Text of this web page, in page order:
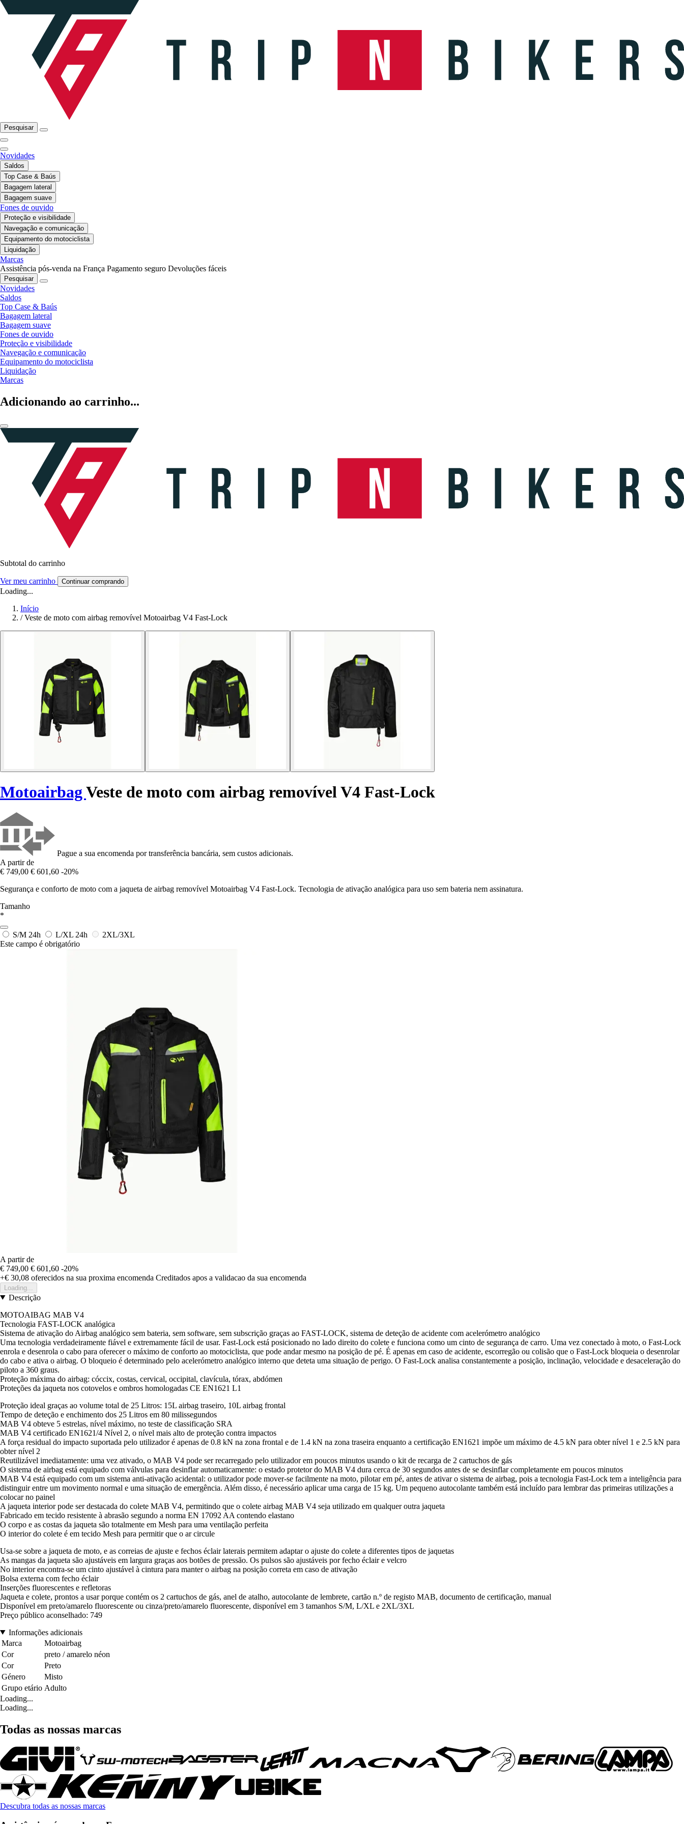
Pesquisar
Novidades
Saldos
Top Case & Baús
Bagagem lateral
Bagagem suave
Fones de ouvido
Proteção e visibilidade
Navegação e comunicação
Equipamento do motociclista
Liquidação
Marcas
Assistência pós-venda na França Pagamento seguro Devoluções fáceis
Pesquisar
Novidades
Saldos
Top Case & Baús
Bagagem lateral
Bagagem suave
Fones de ouvido
Proteção e visibilidade
Navegação e comunicação
Equipamento do motociclista
Liquidação
Marcas
Adicionando ao carrinho...
Subtotal do carrinho
Ver meu carrinho Continuar comprando
Loading...
Início
/ Veste de moto com airbag removível Motoairbag V4 Fast-Lock
Motoairbag Veste de moto com airbag removível V4 Fast-Lock
Pague a sua encomenda por transferência bancária, sem custos adicionais.
A partir de
€ 749,00 € 601,60 -20%
Segurança e conforto de moto com a jaqueta de airbag removível Motoairbag V4 Fast-Lock. Tecnologia de ativação analógica para uso sem bateria nem assinatura.
Tamanho
*
S/M 24h L/XL 24h
2XL/3XL
Este campo é obrigatório
A partir de
€ 749,00 € 601,60 -20%
+€ 30,08 oferecidos na sua proxima encomenda Creditados apos a validacao da sua encomenda
Loading...
Descrição
MOTOAIBAG MAB V4
Tecnologia FAST-LOCK analógica
Sistema de ativação do Airbag analógico sem bateria, sem software, sem subscrição graças ao FAST-LOCK, sistema de deteção de acidente com acelerómetro analógico
Uma tecnologia verdadeiramente fiável e extremamente fácil de usar. Fast-Lock está posicionado no lado direito do colete e funciona como um cinto de segurança de carro. Uma vez conectado à moto, o Fast-Lock
enrola e desenrola o cabo para oferecer o máximo de conforto ao motociclista, que pode andar mesmo na posição de pé. É apenas em caso de acidente, escorregão ou colisão que o Fast-Lock bloqueia o desenrolar
do cabo e ativa o airbag. O bloqueio é determinado pelo acelerómetro analógico interno que deteta uma situação de perigo. O Fast-Lock analisa constantemente a posição, inclinação, velocidade e desaceleração do
piloto a 360 graus.
Proteção máxima do airbag: cóccix, costas, cervical, occipital, clavícula, tórax, abdómen
Proteções da jaqueta nos cotovelos e ombros homologadas CE EN1621 L1
Proteção ideal graças ao volume total de 25 Litros: 15L airbag traseiro, 10L airbag frontal
Tempo de deteção e enchimento dos 25 Litros em 80 milissegundos
MAB V4 obteve 5 estrelas, nível máximo, no teste de classificação SRA
MAB V4 certificado EN1621/4 Nível 2, o nível mais alto de proteção contra impactos
A força residual do impacto suportada pelo utilizador é apenas de 0.8 kN na zona frontal e de 1.4 kN na zona traseira enquanto a certificação EN1621 impõe um máximo de 4.5 kN para obter nível 1 e 2.5 kN para
obter nível 2
Reutilizável imediatamente: uma vez ativado, o MAB V4 pode ser recarregado pelo utilizador em poucos minutos usando o kit de recarga de 2 cartuchos de gás
O sistema de airbag está equipado com válvulas para desinflar automaticamente: o estado protetor do MAB V4 dura cerca de 30 segundos antes de se desinflar completamente em poucos minutos
MAB V4 está equipado com um sistema anti-ativação acidental: o utilizador pode mover-se facilmente na moto, pilotar em pé, antes de ativar o sistema de airbag, pois a tecnologia Fast-Lock tem a inteligência para
distinguir entre um movimento normal e uma situação de emergência. Além disso, é necessário aplicar uma carga de 15 kg. Um pequeno autocolante também está incluído para lembrar das primeiras utilizações a
colocar no painel
A jaqueta interior pode ser destacada do colete MAB V4, permitindo que o colete airbag MAB V4 seja utilizado em qualquer outra jaqueta
Fabricado em tecido resistente à abrasão segundo a norma EN 17092 AA contendo elastano
O corpo e as costas da jaqueta são totalmente em Mesh para uma ventilação perfeita
O interior do colete é em tecido Mesh para permitir que o ar circule
Usa-se sobre a jaqueta de moto, e as correias de ajuste e fechos éclair laterais permitem adaptar o ajuste do colete a diferentes tipos de jaquetas
As mangas da jaqueta são ajustáveis em largura graças aos botões de pressão. Os pulsos são ajustáveis por fecho éclair e velcro
No interior encontra-se um cinto ajustável à cintura para manter o airbag na posição correta em caso de ativação
Bolsa externa com fecho éclair
Inserções fluorescentes e refletoras
Jaqueta e colete, prontos a usar porque contém os 2 cartuchos de gás, anel de atalho, autocolante de lembrete, cartão n.º de registo MAB, documento de certificação, manual
Disponível em preto/amarelo fluorescente ou cinza/preto/amarelo fluorescente, disponível em 3 tamanhos S/M, L/XL e 2XL/3XL
Preço público aconselhado: 749
Informações adicionais
Marca
Motoairbag
Cor
preto / amarelo néon
Cor
Preto
Género
Misto
Grupo etário Adulto
Loading...
Loading...
Todas as nossas marcas
Descubra todas as nossas marcas